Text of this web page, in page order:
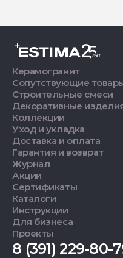
Керамогранит
Сопутствующие
Строительные смеси
Декоративные
Коллекции
Уход и укладка
Доставка и оплата
Гарантия и возврат
Журнал
Акции
Сертификаты
Каталоги
Инструкции
Для бизнеса
Проекты
8 (391) 229-80-